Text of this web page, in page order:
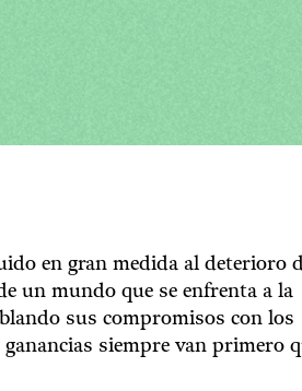
en gran medida al deterioro
un mundo que se enfrenta a la
sus compromisos con los
siempre van primero